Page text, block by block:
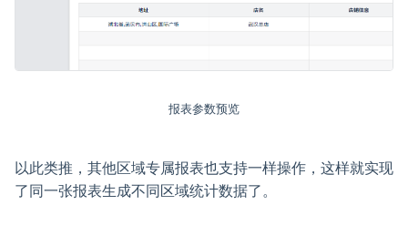
报表参数预览
以此类推，其他区域专属报表也支持一样操作，这样就实现
了同一张报表生成不同区域统计数据了。